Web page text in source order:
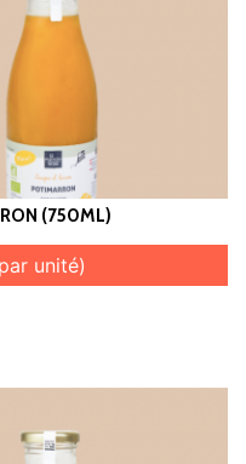
(750ML)
unité)